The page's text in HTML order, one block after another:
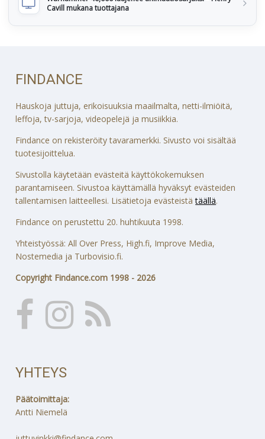
Cavill mukana tuottajana
FINDANCE
Hauskoja juttuja, erikoisuuksia maailmalta, netti-ilmiöitä,
leffoja, tv-sarjoja, videopelejä ja musiikkia.
Findance on rekisteröity tavaramerkki. Sivusto voi sisältää
tuotesijoittelua.
Sivustolla käytetään evästeitä käyttökokemuksen
parantamiseen. Sivustoa käyttämällä hyväksyt evästeiden
tallentamisen laitteellesi. Lisätietoja evästeistätäällä.
Findance on perustettu 20. huhtikuuta 1998.
Yhteistyössä: All Over Press, High.fi, Improve Media,
Nostemedia ja Turbovisio.fi.
Copyright Findance.com 1998 - 2026
YHTEYS
Päätoimittaja:
Antti Niemelä